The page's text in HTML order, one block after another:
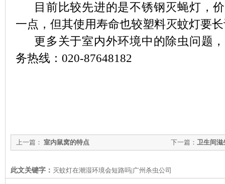
目前比较先进的是不锈钢灭蝇灯，
一点，但其使用寿命也较塑料灭蚊灯要
更多关于室内外环境中的除虫问题
务热线：020-87648182
下一篇： 卫生间滋
上一篇： 室内鼠窝的特点
此文关键字： 灭蚊灯在潮湿环境会短路吗|广州杀虫公司